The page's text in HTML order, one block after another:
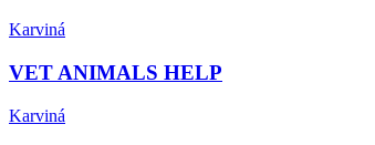
Karviná
VET ANIMALS HELP
Karviná